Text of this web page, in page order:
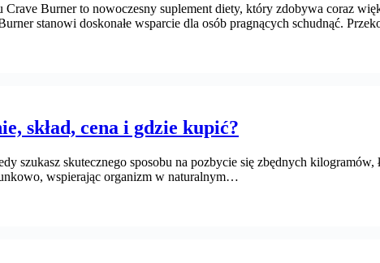
Burner to nowoczesny suplement diety, który zdobywa coraz
stanowi doskonałe wsparcie dla osób pragnących schudnąć.
skład, cena i gdzie kupić?
szukasz skutecznego sposobu na pozbycie się zbędnych
wspierając organizm w naturalnym…